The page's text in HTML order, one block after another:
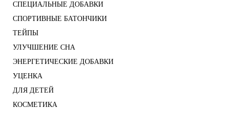
СПЕЦИАЛЬНЫЕ ДОБАВКИ
СПОРТИВНЫЕ БАТОНЧИКИ
ТЕЙПЫ
УЛУЧШЕНИЕ СНА
ЭНЕРГЕТИЧЕСКИЕ ДОБАВКИ
УЦЕНКА
ДЛЯ ДЕТЕЙ
КОСМЕТИКА